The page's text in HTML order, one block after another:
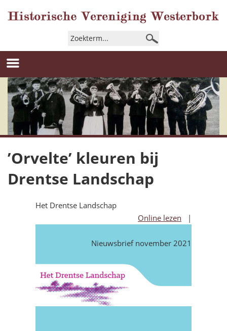
’Orvelte’ kleuren bij
Drentse Landschap
Het Drentse Landschap
Online lezen |
Nieuwsbrief november 2021